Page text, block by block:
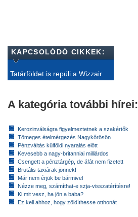
KAPCSOLÓDÓ CIKKEK:
Tatárföldet is repüli a Wizzair
A kategória további hírei:
Kerozinválságra figyelmeztetnek a szakértők
Tömeges ételmérgezés Nagykőrösön
Pénzváltás külföldi nyaralás előtt
Kevesebb a nagy-britanniai milliárdos
Csengett a pénztárgép, de áfát nem fizetett
Brutális taxiárak jönnek!
Már nem érjük be bármivel
Nézze meg, számíthat-e szja-visszatérítésre!
Ki mit vesz, ha jön a baba?
Ez kell ahhoz, hogy zöldíthesse otthonát